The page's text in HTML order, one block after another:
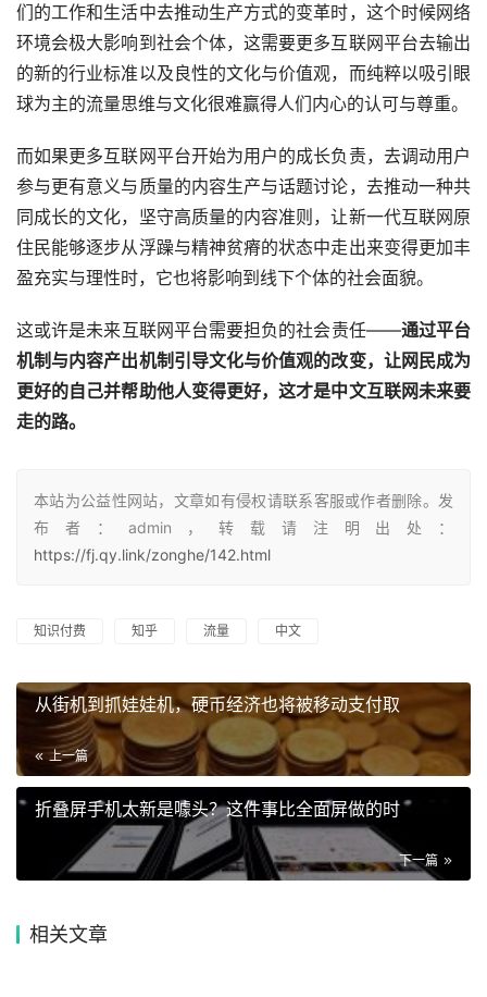
们的工作和生活中去推动生产方式的变革时，这个时候网络
环境会极大影响到社会个体，这需要更多互联网平台去输出
的新的行业标准以及良性的文化与价值观，而纯粹以吸引眼
球为主的流量思维与文化很难赢得人们内心的认可与尊重。
而如果更多互联网平台开始为用户的成长负责，去调动用户
参与更有意义与质量的内容生产与话题讨论，去推动一种共
同成长的文化，坚守高质量的内容准则，让新一代互联网原
住民能够逐步从浮躁与精神贫瘠的状态中走出来变得更加丰
盈充实与理性时，它也将影响到线下个体的社会面貌。
这或许是未来互联网平台需要担负的社会责任——通过平台
机制与内容产出机制引导文化与价值观的改变，让网民成为
更好的自己并帮助他人变得更好，这才是中文互联网未来要
走的路。
本站为公益性网站，文章如有侵权请联系客服或作者删除。发
布者：admin，转载请注明出处：
https://fj.qy.link/zonghe/142.html
知识付费 知乎 流量 中文
从街机到抓娃娃机，硬币经济也将被移动支付取
上一篇
折叠屏手机太新是噱头？这件事比全面屏做的时
下一篇
相关文章